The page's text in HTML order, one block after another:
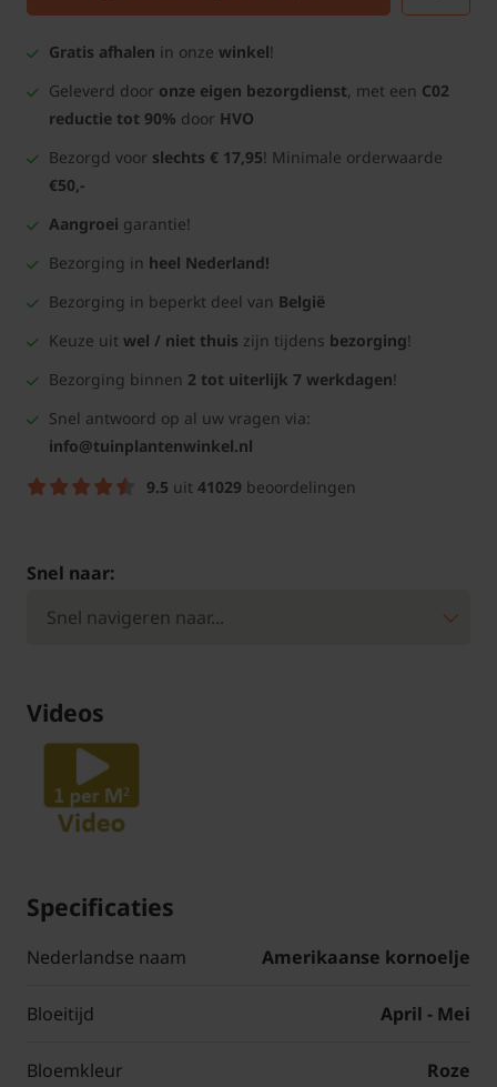
Gratis afhalen in onze winkel!
Geleverd door onze eigen bezorgdienst, met een C02
reductie tot 90% door HVO
Bezorgd voor slechts € 17,95! Minimale orderwaarde
€50,-
Aangroei garantie!
Bezorging in heel Nederland!
Bezorging in beperkt deel van België
Keuze uit wel / niet thuis zijn tijdens bezorging!
Bezorging binnen 2 tot uiterlijk 7 werkdagen!
Snel antwoord op al uw vragen via:
info@tuinplantenwinkel.nl
9.5 uit 41029 beoordelingen
Snel naar:
Videos
Specificaties
Nederlandse naam Amerikaanse kornoelje
Bloeitijd April - Mei
Bloemkleur Roze